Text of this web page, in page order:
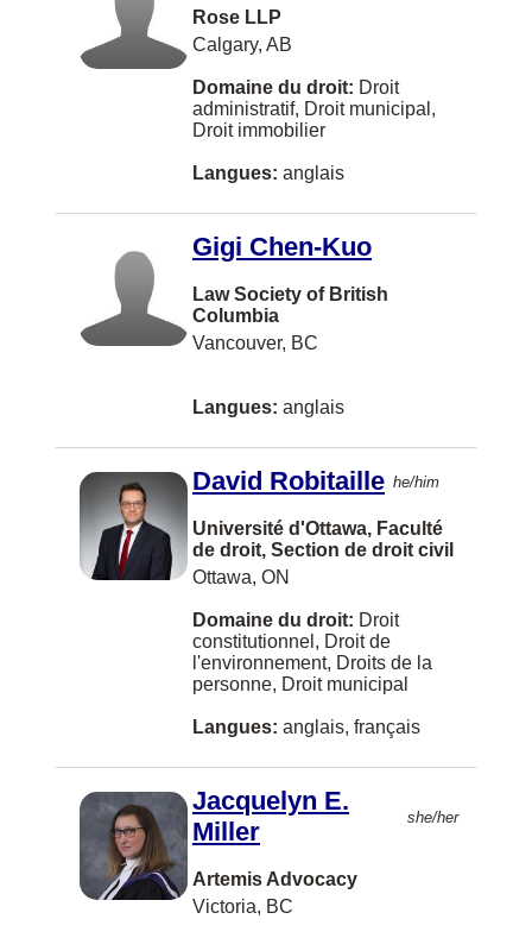
East Waterloo
Edson
Eskasoni
Fall River
Fergus
Ferme-Neuve
Fort Saskatchewan
Fort William First Nation
Gabriola Island
Goose Bay
Grand Forks
Grand-Sault/Grand Falls
Gravenhurst
Hanover
Hazelton
Houston
Huntsville
Rose LLP
Calgary, AB
Domaine du droit: Droit
administratif, Droit municipal,
Droit immobilier
Langues: anglais
Gigi Chen-Kuo
Law Society of British
Columbia
Vancouver, BC
Langues: anglais
David Robitaille he/him
Université d'Ottawa, Faculté
de droit, Section de droit civil
Ottawa, ON
Domaine du droit: Droit
constitutionnel, Droit de
l'environnement, Droits de la
personne, Droit municipal
Langues: anglais, français
Jacquelyn E.
Miller
she/her
Artemis Advocacy
Victoria, BC